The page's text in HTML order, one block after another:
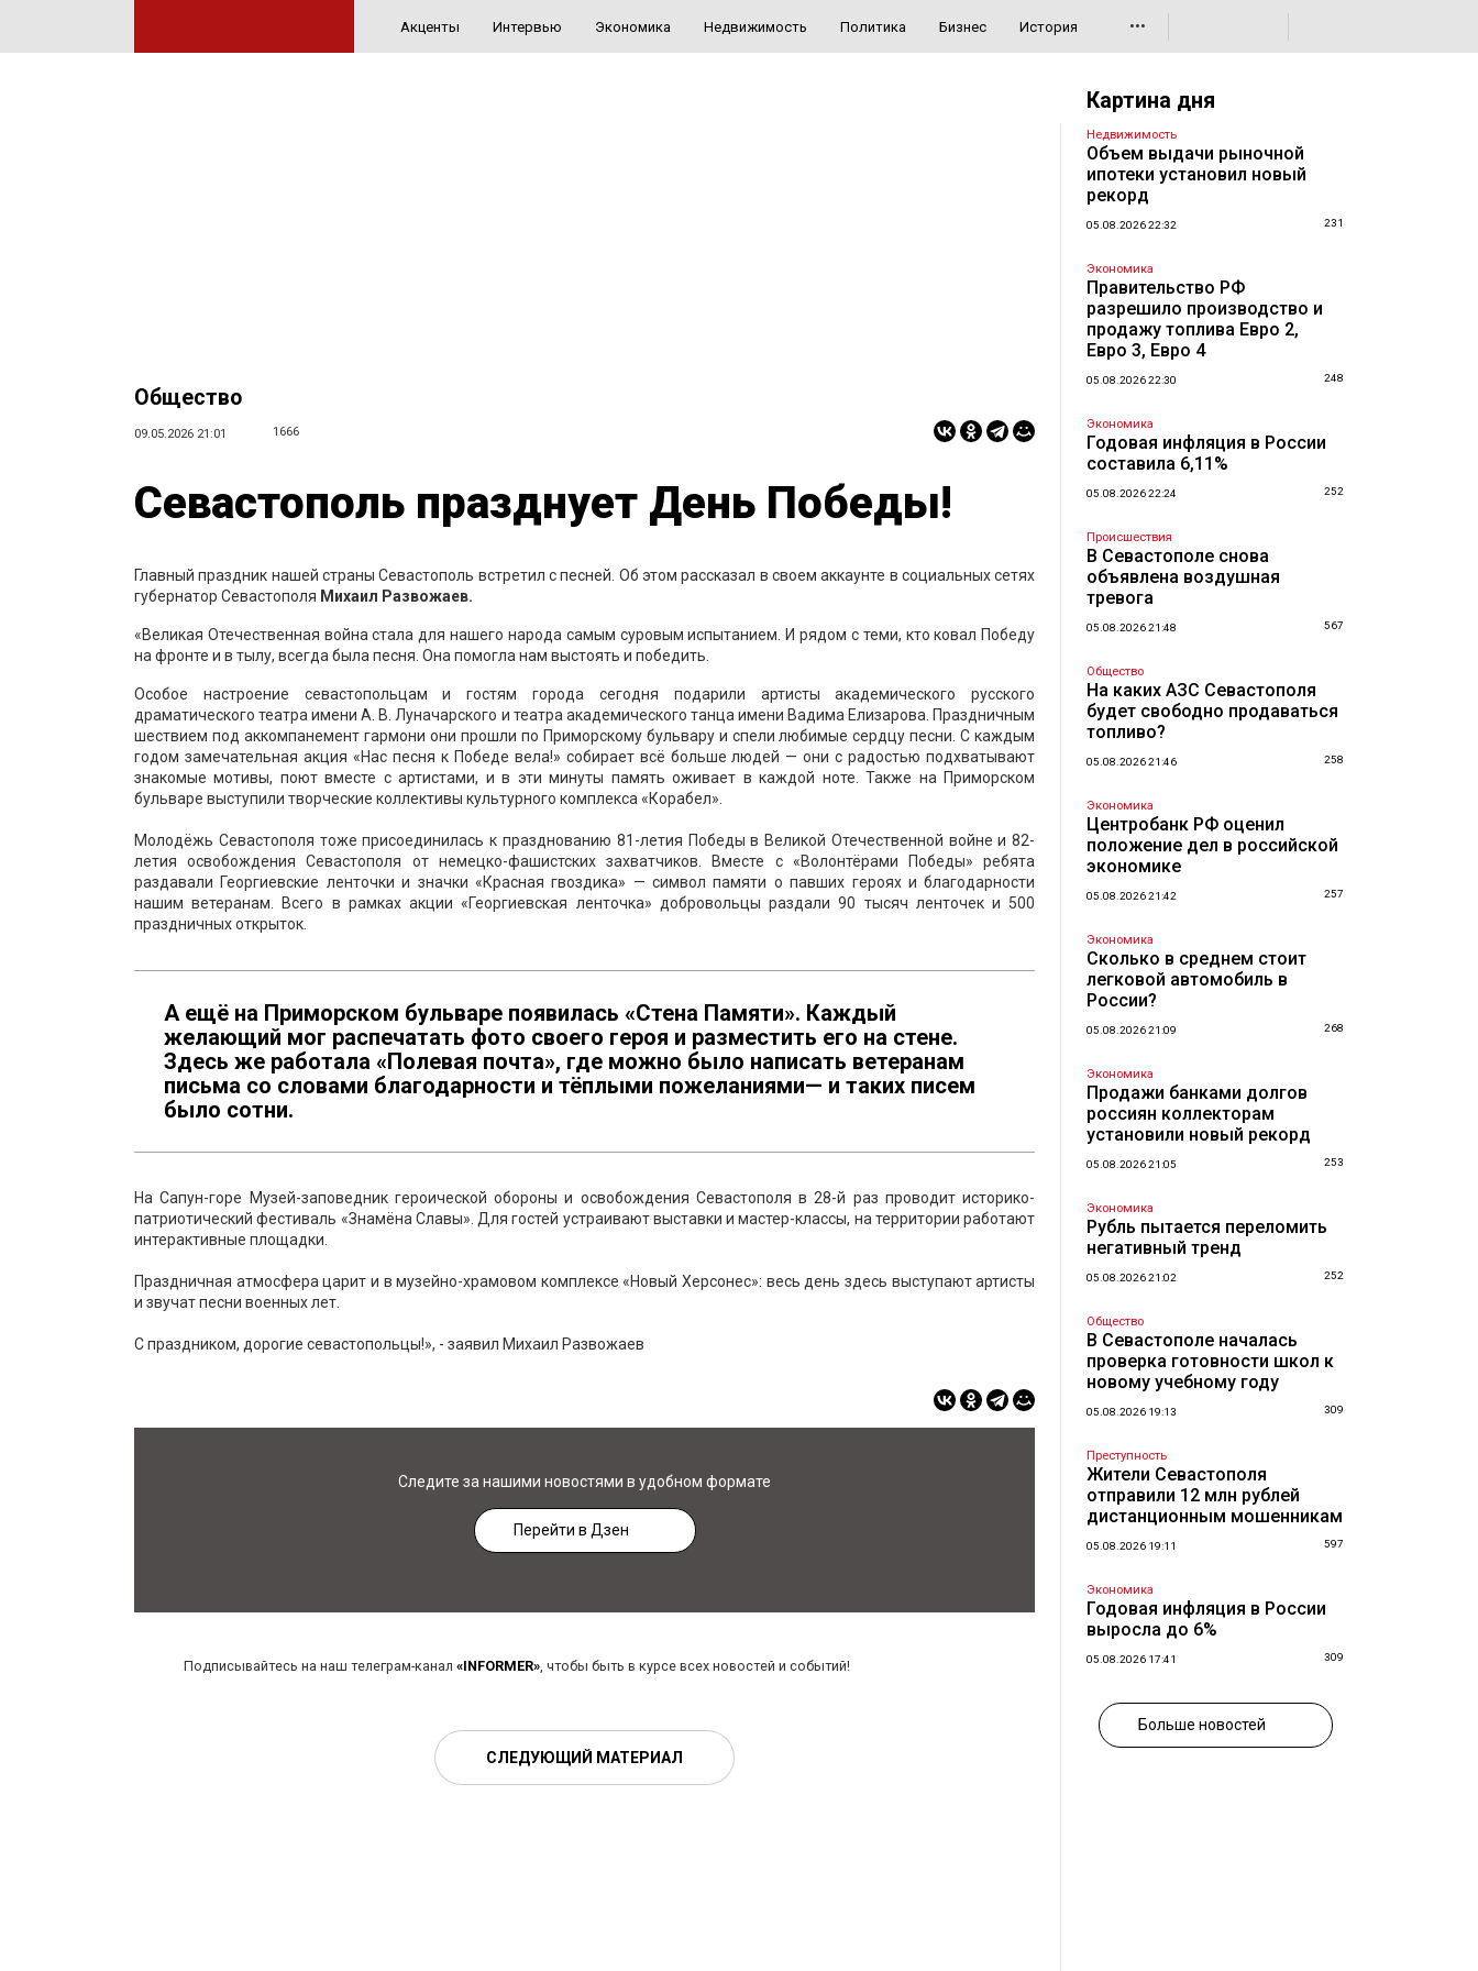
Акценты Интервью Экономика Недвижимость Политика Бизнес История •••
Общество
09.05.2026 21:01 1666
Севастополь празднует День Победы!
Главный праздник нашей страны Севастополь встретил с песней. Об этом рассказал в своем аккаунте в социальных сетях
губернатор Севастополя Михаил Развожаев.
«Великая Отечественная война стала для нашего народа самым суровым испытанием. И рядом с теми, кто ковал Победу
на фронте и в тылу, всегда была песня. Она помогла нам выстоять и победить.
Особое настроение севастопольцам и гостям города сегодня подарили артисты академического русского
драматического театра имени А. В. Луначарского и театра академического танца имени Вадима Елизарова. Праздничным
шествием под аккомпанемент гармони они прошли по Приморскому бульвару и спели любимые сердцу песни. С каждым
годом замечательная акция «Нас песня к Победе вела!» собирает всё больше людей — они с радостью подхватывают
знакомые мотивы, поют вместе с артистами, и в эти минуты память оживает в каждой ноте. Также на Приморском
бульваре выступили творческие коллективы культурного комплекса «Корабел».
Молодёжь Севастополя тоже присоединилась к празднованию 81-летия Победы в Великой Отечественной войне и 82-
летия освобождения Севастополя от немецко-фашистских захватчиков. Вместе с «Волонтёрами Победы» ребята
раздавали Георгиевские ленточки и значки «Красная гвоздика» — символ памяти о павших героях и благодарности
нашим ветеранам. Всего в рамках акции «Георгиевская ленточка» добровольцы раздали 90 тысяч ленточек и 500
праздничных открыток.
А ещё на Приморском бульваре появилась «Стена Памяти». Каждый
желающий мог распечатать фото своего героя и разместить его на стене.
Здесь же работала «Полевая почта», где можно было написать ветеранам
письма со словами благодарности и тёплыми пожеланиями— и таких писем
было сотни.
На Сапун-горе Музей-заповедник героической обороны и освобождения Севастополя в 28-й раз проводит историко-
патриотический фестиваль «Знамёна Славы». Для гостей устраивают выставки и мастер-классы, на территории работают
интерактивные площадки.
Праздничная атмосфера царит и в музейно-храмовом комплексе «Новый Херсонес»: весь день здесь выступают артисты
и звучат песни военных лет.
С праздником, дорогие севастопольцы!», - заявил Михаил Развожаев
Следите за нашими новостями в удобном формате
Перейти в Дзен
Подписывайтесь на наш телеграм-канал «INFORMER», чтобы быть в курсе всех новостей и событий!
СЛЕДУЮЩИЙ МАТЕРИАЛ
Картина дня
Недвижимость
Объем выдачи рыночной
ипотеки установил новый
рекорд
05.08.2026 22:32 231
Экономика
Правительство РФ
разрешило производство и
продажу топлива Евро 2,
Евро 3, Евро 4
05.08.2026 22:30 248
Экономика
Годовая инфляция в России
составила 6,11%
05.08.2026 22:24 252
Происшествия
В Севастополе снова
объявлена воздушная
тревога
05.08.2026 21:48 567
Общество
На каких АЗС Севастополя
будет свободно продаваться
топливо?
05.08.2026 21:46 258
Экономика
Центробанк РФ оценил
положение дел в российской
экономике
05.08.2026 21:42 257
Экономика
Сколько в среднем стоит
легковой автомобиль в
России?
05.08.2026 21:09 268
Экономика
Продажи банками долгов
россиян коллекторам
установили новый рекорд
05.08.2026 21:05 253
Экономика
Рубль пытается переломить
негативный тренд
05.08.2026 21:02 252
Общество
В Севастополе началась
проверка готовности школ к
новому учебному году
05.08.2026 19:13 309
Преступность
Жители Севастополя
отправили 12 млн рублей
дистанционным мошенникам
05.08.2026 19:11 597
Экономика
Годовая инфляция в России
выросла до 6%
05.08.2026 17:41 309
Больше новостей